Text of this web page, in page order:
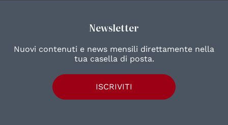
Newsletter
Nuovi contenuti e news mensili direttamente nella
tua casella di posta.
ISCRIVITI